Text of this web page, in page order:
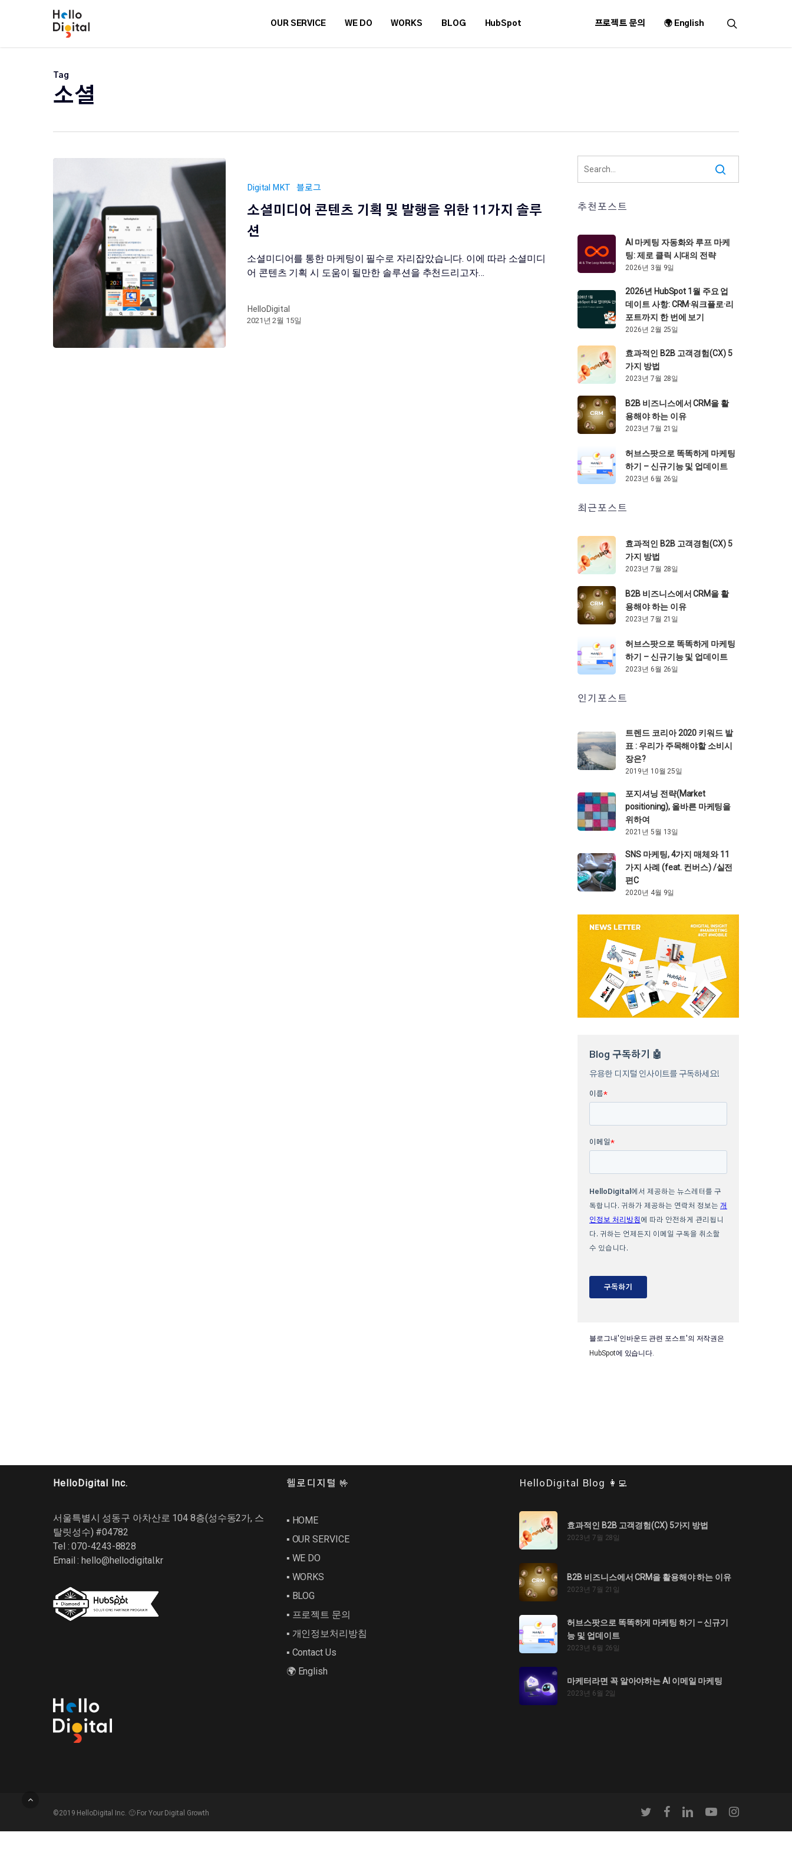
OUR SERVICE WE DO WORKS BLOG HubSpot 프로젝트 문의 🌍 English
Tag
소셜
Digital MKT 블로그
소셜미디어 콘텐츠 기획 및 발행을 위한 11가지 솔루
션
소셜미디어를 통한 마케팅이 필수로 자리잡았습니다. 이에 따라 소셜미디
어 콘텐츠 기획 시 도움이 될만한 솔루션을 추천드리고자…
HelloDigital
2021년 2월 15일
추천포스트
AI 마케팅 자동화와 루프 마케
팅: 제로 클릭 시대의 전략
2026년 3월 9일
2026년 HubSpot 1월 주요 업
데이트 사항: CRM·워크플로·리
포트까지 한 번에 보기
2026년 2월 25일
효과적인 B2B 고객경험(CX) 5
가지 방법
2023년 7월 28일
B2B 비즈니스에서 CRM을 활
용해야 하는 이유
2023년 7월 21일
허브스팟으로 똑똑하게 마케팅
하기 – 신규기능 및 업데이트
2023년 6월 26일
최근포스트
효과적인 B2B 고객경험(CX) 5
가지 방법
2023년 7월 28일
B2B 비즈니스에서 CRM을 활
용해야 하는 이유
2023년 7월 21일
허브스팟으로 똑똑하게 마케팅
하기 – 신규기능 및 업데이트
2023년 6월 26일
인기포스트
트렌드 코리아 2020 키워드 발
표 : 우리가 주목해야할 소비시
장은?
2019년 10월 25일
포지셔닝 전략(Market
positioning), 올바른 마케팅을
위하여
2021년 5월 13일
SNS 마케팅, 4가지 매체와 11
가지 사례 (feat. 컨버스) /실전
편C
2020년 4월 9일
블로그내'인바운드 관련 포스트'의 저작권은
HubSpot에 있습니다.
HelloDigital Inc.
서울특별시 성동구 아차산로 104 8층(성수동2가, 스
탈릿성수) #04782
Tel : 070-4243-8828
Email :hello@hellodigital.kr
헬로디지털 🤟
▪︎ HOME
▪︎ OUR SERVICE
▪︎ WE DO
▪︎ WORKS
▪︎ BLOG
▪︎ 프로젝트 문의
▪︎ 개인정보처리방침
▪︎ Contact Us
🌍 English
HelloDigital Blog 👩‍💻
효과적인 B2B 고객경험(CX) 5가지 방법
2023년 7월 28일
B2B 비즈니스에서 CRM을 활용해야 하는 이유
2023년 7월 21일
허브스팟으로 똑똑하게 마케팅 하기 – 신규기
능 및 업데이트
2023년 6월 26일
마케터라면 꼭 알아야하는 AI 이메일 마케팅
2023년 6월 2일
©2019 HelloDigital Inc. 🙂 For Your Digital Growth twitter facebooklinkedinyoutubeinstagram